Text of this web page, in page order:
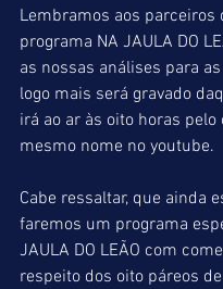
Lembramos aos parceiros
programa NA JAULA DO
as nossas análises para
logo mais será gravado
irá ao ar às oito horas pelo
mesmo nome no youtube.
Cabe ressaltar, que ainda
faremos um programa
JAULA DO LEÃO com
respeito dos oito páreos